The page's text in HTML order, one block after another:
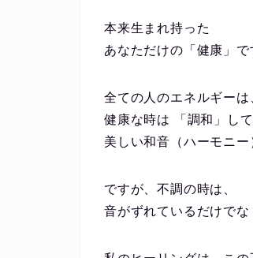
本来生まれ持った
あなただけの「健康」で
全ての人のエネルギーは
健康な時は 「調和」して
美しい和音（ハーモニー
ですが、不調の時は、
音がずれているだけでな